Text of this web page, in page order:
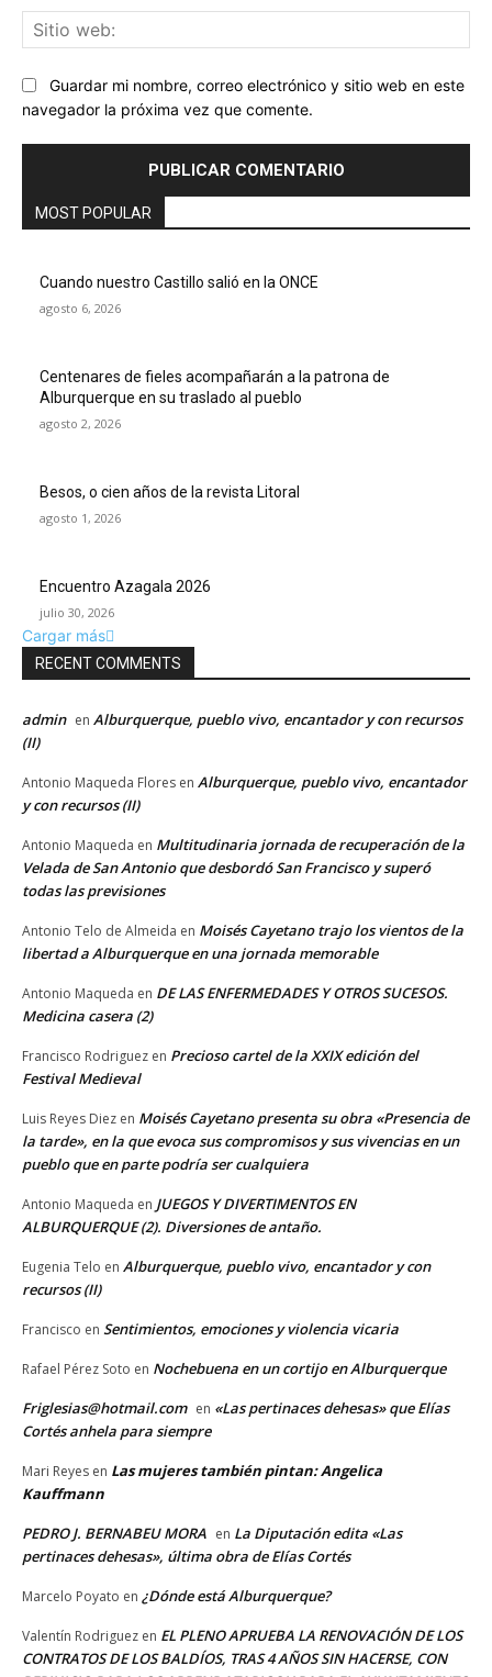
Guardar mi nombre, correo electrónico y sitio web en este
navegador la próxima vez que comente.
MOST POPULAR
Cuando nuestro Castillo salió en la ONCE
agosto 6, 2026
Centenares de fieles acompañarán a la patrona de
Alburquerque en su traslado al pueblo
agosto 2, 2026
Besos, o cien años de la revista Litoral
agosto 1, 2026
Encuentro Azagala 2026
julio 30, 2026
Cargar más
RECENT COMMENTS
admin en Alburquerque, pueblo vivo, encantador y con recursos
(II)
Antonio Maqueda Flores en Alburquerque, pueblo vivo, encantador
y con recursos (II)
Antonio Maqueda en Multitudinaria jornada de recuperación de la
Velada de San Antonio que desbordó San Francisco y superó
todas las previsiones
Antonio Telo de Almeida en Moisés Cayetano trajo los vientos de la
libertad a Alburquerque en una jornada memorable
Antonio Maqueda en DE LAS ENFERMEDADES Y OTROS SUCESOS.
Medicina casera (2)
Francisco Rodriguez en Precioso cartel de la XXIX edición del
Festival Medieval
Luis Reyes Diez en Moisés Cayetano presenta su obra «Presencia de
la tarde», en la que evoca sus compromisos y sus vivencias en un
pueblo que en parte podría ser cualquiera
Antonio Maqueda en JUEGOS Y DIVERTIMENTOS EN
ALBURQUERQUE (2). Diversiones de antaño.
Eugenia Telo en Alburquerque, pueblo vivo, encantador y con
recursos (II)
Francisco en Sentimientos, emociones y violencia vicaria
Rafael Pérez Soto en Nochebuena en un cortijo en Alburquerque
Friglesias@hotmail.com en «Las pertinaces dehesas» que Elías
Cortés anhela para siempre
Mari Reyes en Las mujeres también pintan: Angelica
Kauffmann
PEDRO J. BERNABEU MORA en La Diputación edita «Las
pertinaces dehesas», última obra de Elías Cortés
Marcelo Poyato en ¿Dónde está Alburquerque?
Valentín Rodriguez en EL PLENO APRUEBA LA RENOVACIÓN DE LOS
CONTRATOS DE LOS BALDÍOS, TRAS 4 AÑOS SIN HACERSE, CON